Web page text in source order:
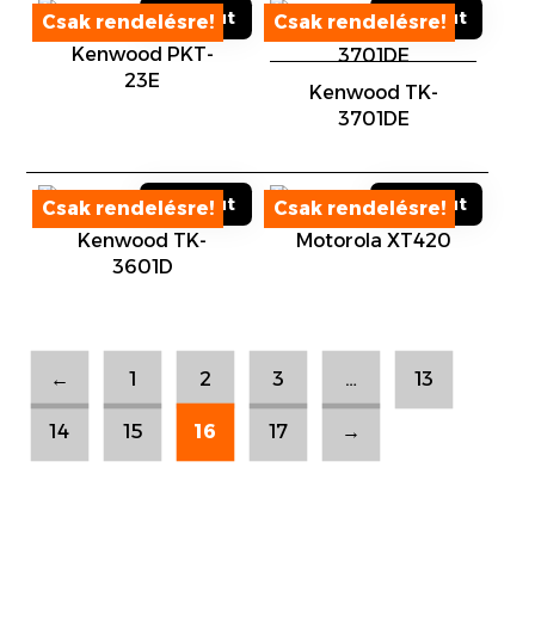
Kenwood PKT-
23E
Sold out
Kenwood TK-
3701DE
Sold out
Kenwood TK-
3601D
Motorola XT420
← 1 2 3 … 13
14 15 16 17 →